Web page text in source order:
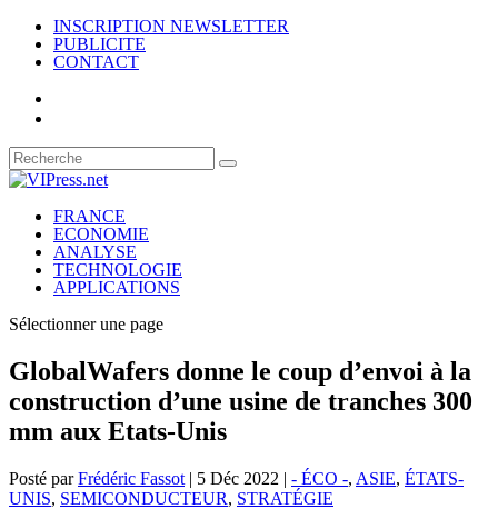
INSCRIPTION NEWSLETTER
PUBLICITE
CONTACT
FRANCE
ECONOMIE
ANALYSE
TECHNOLOGIE
APPLICATIONS
Sélectionner une page
GlobalWafers donne le coup d’envoi à la
construction d’une usine de tranches 300
mm aux Etats-Unis
Posté parFrédéric Fassot | 5 Déc 2022 | - ÉCO -, ASIE, ÉTATS-
UNIS, SEMICONDUCTEUR, STRATÉGIE